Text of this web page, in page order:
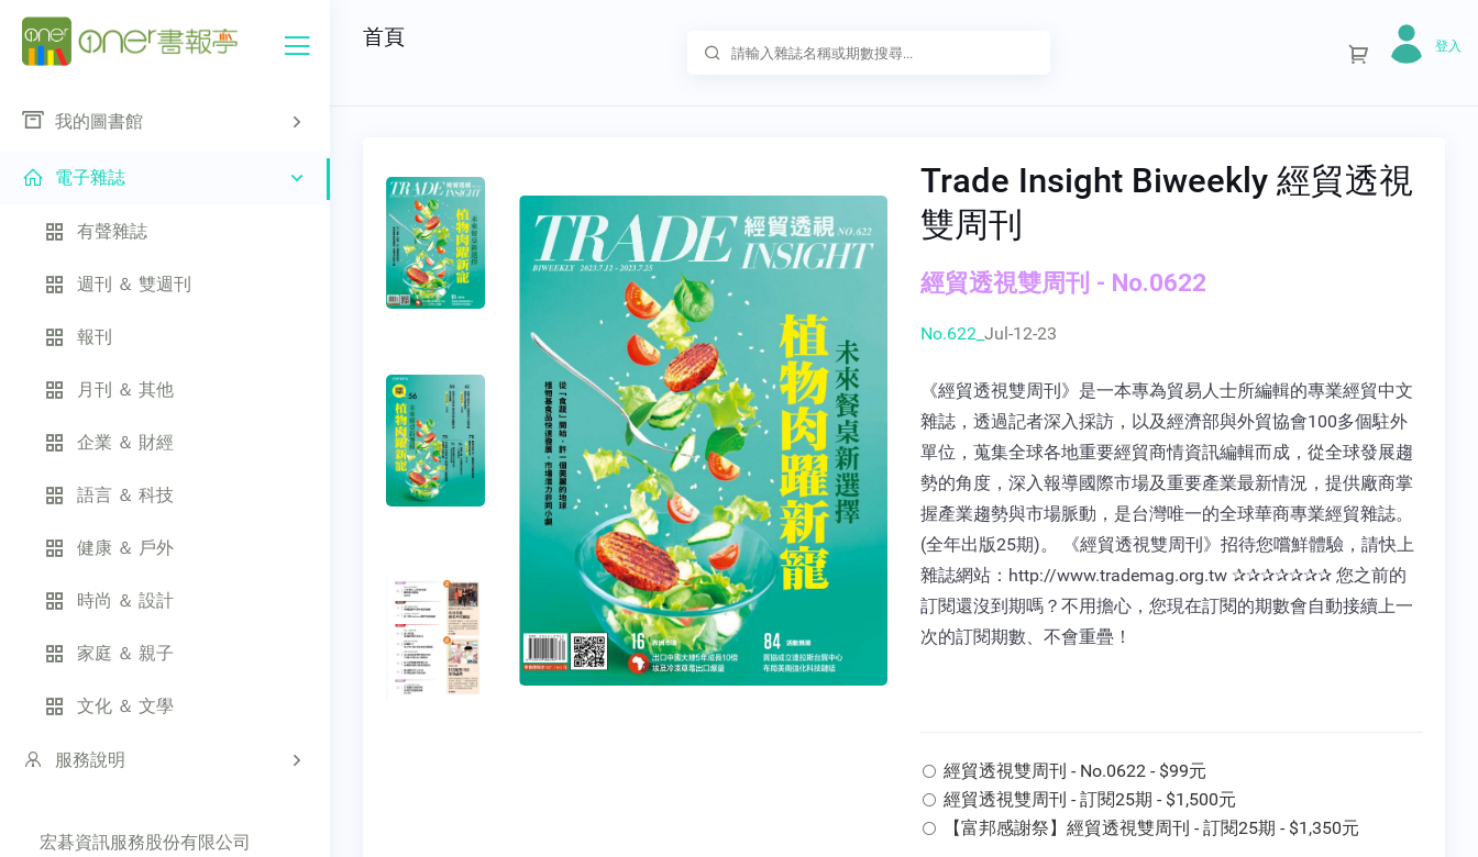
我的圖書館
電子雜誌
有聲雜誌
週刊 ＆ 雙週刊
報刊
月刊 ＆ 其他
企業 ＆ 財經
語言 ＆ 科技
健康 ＆ 戶外
時尚 ＆ 設計
家庭 ＆ 親子
文化 ＆ 文學
服務說明
宏碁資訊服務股份有限公司
首頁 登入
Trade Insight Biweekly 經貿透視
雙周刊
經貿透視雙周刊 - No.0622
No.622_ Jul-12-23
《經貿透視雙周刊》是一本專為貿易人士所編輯的專業經貿中文
雜誌，透過記者深入採訪，以及經濟部與外貿協會100多個駐外
單位，蒐集全球各地重要經貿商情資訊編輯而成，從全球發展趨
勢的角度，深入報導國際市場及重要產業最新情況，提供廠商掌
握產業趨勢與市場脈動，是台灣唯一的全球華商專業經貿雜誌。
(全年出版25期)。 《經貿透視雙周刊》招待您嚐鮮體驗，請快上
雜誌網站：http://www.trademag.org.tw ✰✰✰✰✰✰✰ 您之前的
訂閱還沒到期嗎？不用擔心，您現在訂閱的期數會自動接續上一
次的訂閱期數、不會重疊！
經貿透視雙周刊 - No.0622 - $99元
經貿透視雙周刊 - 訂閱25期 - $1,500元
【富邦感謝祭】經貿透視雙周刊 - 訂閱25期 - $1,350元